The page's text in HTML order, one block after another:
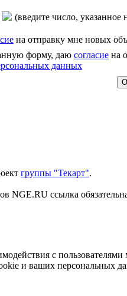
(введите число, указанное
на отправку мне новых
форму, даю согласие на
данных
группы "Текарт".
NGE.RU ссылка
с
и ваших персональных